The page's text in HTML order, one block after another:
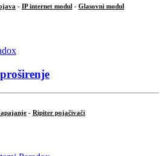
- IP internet modul - Glasovni modul
- Ripiter pojačivači